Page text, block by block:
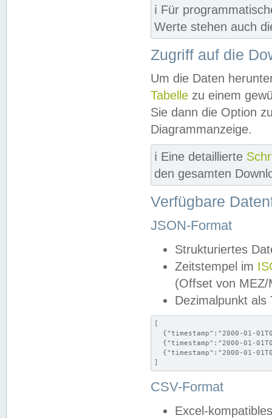
ℹ️ Für
Werte stehen auch
Zugriff auf die
Um die Daten
Tabelle zu einem
Sie dann die Option
Diagrammanzeige.
ℹ️ Eine detaillierte
den gesamten
Verfügbare
JSON-Format
Strukturiertes
Zeitstempel im
(Offset von MEZ/
Dezimalpunkt als
[
{"timestamp":"2000-01-
{"timestamp":"2000-01-
{"timestamp":"2000-01-
]
CSV-Format
Excel-